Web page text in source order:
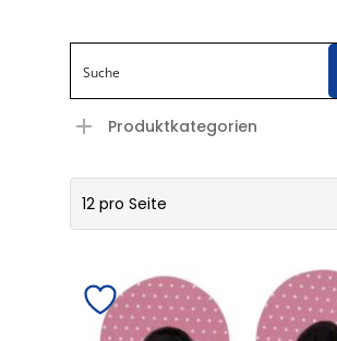
Produktkategorien
12 pro Seite